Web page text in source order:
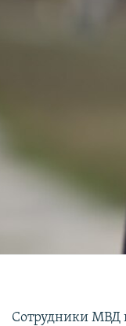
Сотрудники МВД